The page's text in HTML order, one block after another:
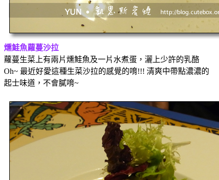
燻鮭魚蘿蔓沙拉
蘿蔓生菜上有兩片燻鮭魚及一片水煮蛋，灑上少許的乳酪
Oh~ 最近好愛這種生菜沙拉的感覺的唷!!! 清爽中帶點濃濃的
起士味道，不會膩唷~